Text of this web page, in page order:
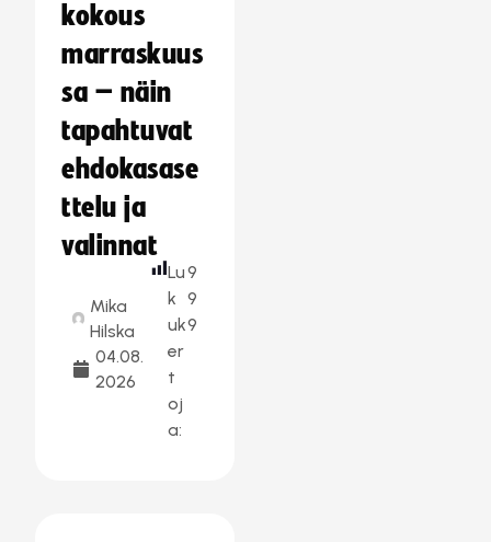
kokous
marraskuus
sa – näin
tapahtuvat
ehdokasase
ttelu ja
valinnat
Mika
Hilska
04.08.
2026
Lu
k
uk
er
t
oj
a:
9
9
9